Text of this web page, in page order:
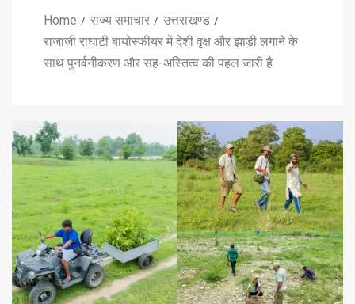
Home राज्य समाचार
उत्तराखण्ड
राजाजी राघाटी बायोस्फीयर में देशी वृक्ष और झाड़ी लगाने के
साथ पुनर्वनीकरण और सह-अस्तित्व की पहल जारी है